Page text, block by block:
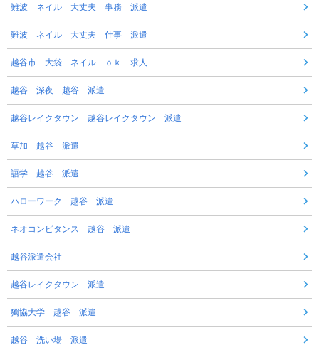
難波 ネイル 大丈夫 事務 派遣
難波 ネイル 大丈夫 仕事 派遣
越谷市 大袋 ネイル ｏｋ 求人
越谷 深夜 越谷 派遣
越谷レイクタウン 越谷レイクタウン 派遣
草加 越谷 派遣
語学 越谷 派遣
ハローワーク 越谷 派遣
ネオコンピタンス 越谷 派遣
越谷派遣会社
越谷レイクタウン 派遣
獨協大学 越谷 派遣
越谷 洗い場 派遣